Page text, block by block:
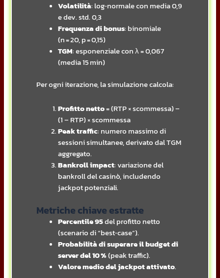
Volatilità: log‑normale con media 0,9
e dev. std. 0,3
Frequenza di bonus: binomiale
(n = 20, p = 0,15)
TGM: esponenziale con λ = 0,067
(media 15 min)
Per ogni iterazione, la simulazione calcola:
Profitto netto= (RTP × scommessa) –
(1 – RTP) × scommessa
Peak traffic: numero massimo di
sessioni simultanee, derivato dal TGM
aggregato.
Bankroll impact: variazione del
bankroll del casinò, includendo
jackpot potenziali.
Metriche chiave estratte
Percentile 95del profitto netto
(scenario di “best‑case”).
Probabilità di superare il budget di
server del 10 %(peak traffic).
Valore medio del jackpot attivato.